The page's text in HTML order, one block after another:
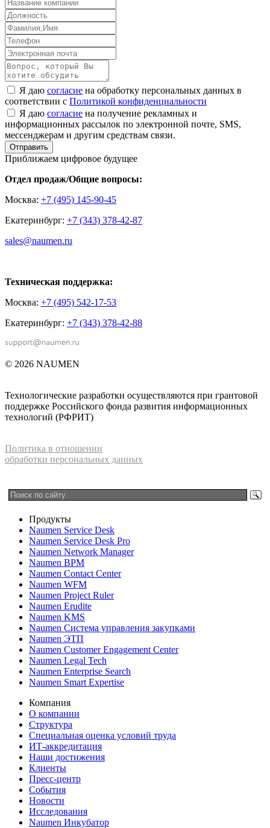
Я даю согласие на обработку персональных данных в
соответствии с Политикой конфиденциальности
Я даю согласие на получение рекламных и
информационных рассылок по электронной почте, SMS,
мессенджерам и другим средствам связи.
Отправить
Приближаем цифровое будущее
Отдел продаж/Общие вопросы:
Москва: +7 (495) 145-90-45
Екатеринбург: +7 (343) 378-42-87
sales@naumen.ru
Техническая поддержка:
Москва: +7 (495) 542-17-53
Екатеринбург: +7 (343) 378-42-88
© 2026 NAUMEN
Технологические разработки осуществляются при грантовой
поддержке Российского фонда развития информационных
технологий (РФРИТ)
Политика в отношении
обработки персональных данных
Продукты
Naumen Service Desk
Naumen Service Desk Pro
Naumen Network Manager
Naumen BPM
Naumen Contact Center
Naumen WFM
Naumen Project Ruler
Naumen Erudite
Naumen KMS
Naumen Система управления закупками
Naumen ЭТП
Naumen Customer Engagement Center
Naumen Legal Tech
Naumen Enterprise Search
Naumen Smart Expertise
Компания
О компании
Структура
Специальная оценка условий труда
ИТ-аккредитация
Наши достижения
Клиенты
Пресс-центр
События
Новости
Исследования
Naumen Инкубатор